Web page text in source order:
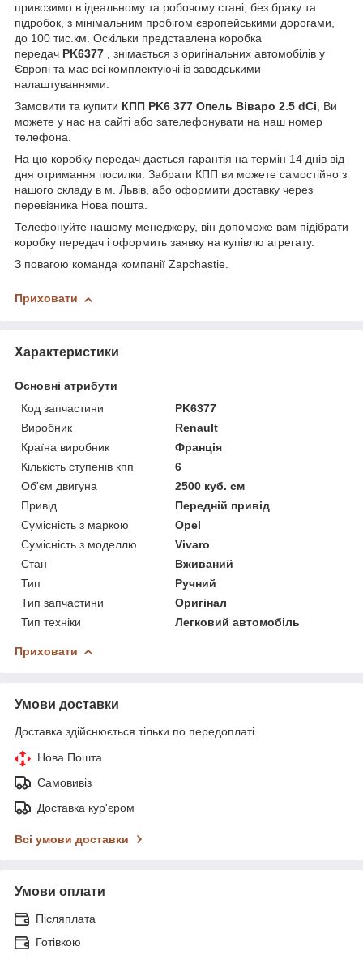
привозимо в ідеальному та робочому стані, без браку та
підробок, з мінімальним пробігом європейськими дорогами,
до 100 тис.км. Оскільки представлена коробка
передач PK6377 , знімається з оригінальних автомобілів у
Європі та має всі комплектуючі із заводськими
налаштуваннями.
Замовити та купити КПП PK6 377 Опель Віваро 2.5 dCi, Ви
можете у нас на сайті або зателефонувати на наш номер
телефона.
На цю коробку передач дається гарантія на термін 14 днів від
дня отримання посилки. Забрати КПП ви можете самостійно з
нашого складу в м. Львів, або оформити доставку через
перевізника Нова пошта.
Телефонуйте нашому менеджеру, він допоможе вам підібрати
коробку передач і оформить заявку на купівлю агрегату.
З повагою команда компанії Zapchastie.
Приховати
Характеристики
Основні атрибути
Код запчастини
PK6377
Виробник
Renault
Країна виробник
Франція
Кількість ступенів кпп
6
Об'єм двигуна
2500 куб. см
Привід
Передній привід
Сумісність з маркою
Opel
Сумісність з моделлю
Vivaro
Стан
Вживаний
Тип
Ручний
Тип запчастини
Оригінал
Тип техніки
Легковий автомобіль
Приховати
Умови доставки
Доставка здійснюється тільки по передоплаті.
Нова Пошта
Самовивіз
Доставка кур'єром
Всі умови доставки
Умови оплати
Післяплата
Готівкою